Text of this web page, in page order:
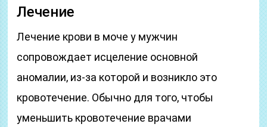
Лечение
Лечение крови в моче у мужчин
сопровождает исцеление основной
аномалии, из-за которой и возникло это
кровотечение. Обычно для того, чтобы
уменьшить кровотечение врачами